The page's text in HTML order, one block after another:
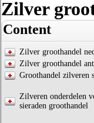
Zilver
Content
Zilver groothandel
Zilver groothandel
Groothandel zilveren
Zilveren onderdelen
sieraden groothandel